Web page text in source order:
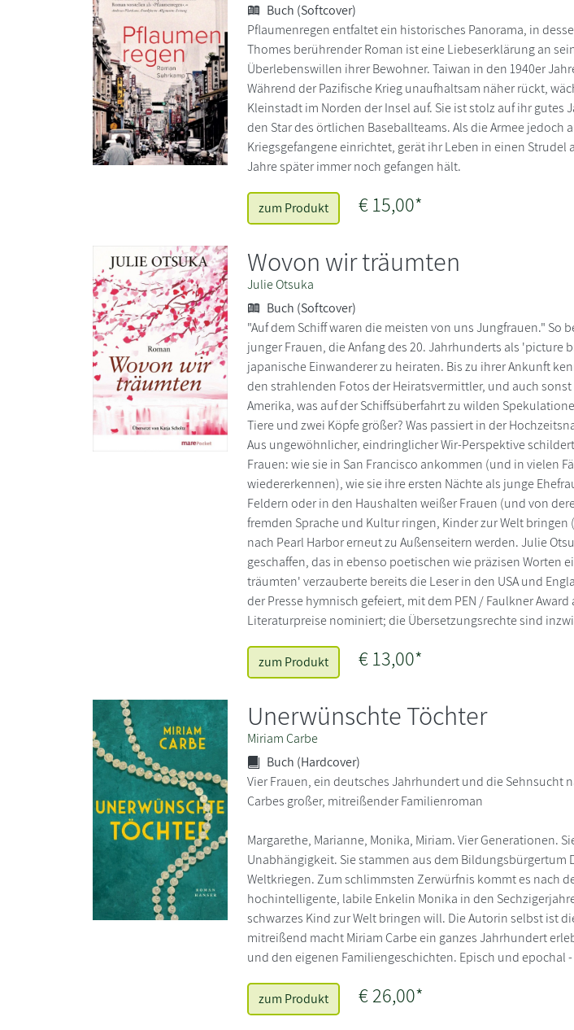
Buch (Softcover)
Pflaumenregen entfaltet ein historisches Panorama, in
Thomes berührender Roman ist eine Liebeserklärung an
Überlebenswillen ihrer Bewohner. Taiwan in den 1940er
Während der Pazifische Krieg unaufhaltsam näher rückt,
Kleinstadt im Norden der Insel auf. Sie ist stolz auf ihr
den Star des örtlichen Baseballteams. Als die Armee jedoch
Kriegsgefangene einrichtet, gerät ihr Leben in einen
Jahre später immer noch gefangen hält.
zum Produkt € 15,00*
Wovon wir träumten
Julie Otsuka
Buch (Softcover)
"Auf dem Schiff waren die meisten von uns Jungfrauen."
junger Frauen, die Anfang des 20. Jahrhunderts als 'picture
japanische Einwanderer zu heiraten. Bis zu ihrer Ankunft
den strahlenden Fotos der Heiratsvermittler, und auch
Amerika, was auf der Schiffsüberfahrt zu wilden
Tiere und zwei Köpfe größer? Was passiert in der
Aus ungewöhnlicher, eindringlicher Wir-Perspektive
Frauen: wie sie in San Francisco ankommen (und in vielen
wiedererkennen), wie sie ihre ersten Nächte als junge
Feldern oder in den Haushalten weißer Frauen (und von
fremden Sprache und Kultur ringen, Kinder zur Welt
nach Pearl Harbor erneut zu Außenseitern werden. Julie
geschaffen, das in ebenso poetischen wie präzisen Worten
träumten' verzauberte bereits die Leser in den USA und
der Presse hymnisch gefeiert, mit dem PEN / Faulkner
Literaturpreise nominiert; die Übersetzungsrechte sind
zum Produkt € 13,00*
Unerwünschte Töchter
Miriam Carbe
Buch (Hardcover)
Vier Frauen, ein deutsches Jahrhundert und die Sehnsucht
Carbes großer, mitreißender Familienroman
Margarethe, Marianne, Monika, Miriam. Vier Generationen.
Unabhängigkeit. Sie stammen aus dem Bildungsbürgertum
Weltkriegen. Zum schlimmsten Zerwürfnis kommt es nach
hochintelligente, labile Enkelin Monika in den
schwarzes Kind zur Welt bringen will. Die Autorin selbst ist
mitreißend macht Miriam Carbe ein ganzes Jahrhundert
und den eigenen Familiengeschichten. Episch und epochal
zum Produkt € 26,00*